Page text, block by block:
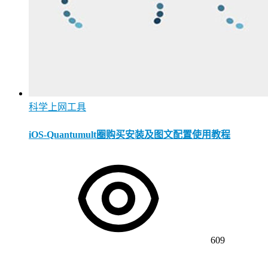
科学上网工具
iOS-Quantumult圈购买安装及图文配置使用教程
609